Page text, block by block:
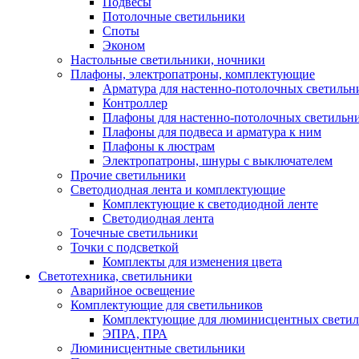
Потолочные светильники
Споты
Эконом
Настольные светильники, ночники
Плафоны, электропатроны, комплектующие
Арматура для настенно-потолочных
Контроллер
Плафоны для настенно-потолочных
Плафоны для подвеса и арматура к ним
Плафоны к люстрам
Электропатроны, шнуры с выключателем
Прочие светильники
Светодиодная лента и комплектующие
Комплектующие к светодиодной ленте
Светодиодная лента
Точечные светильники
Точки с подсветкой
Комплекты для изменения цвета
Светотехника, светильники
Аварийное освещение
Комплектующие для светильников
Комплектующие для люминисцентных
ЭПРА, ПРА
Люминисцентные светильники